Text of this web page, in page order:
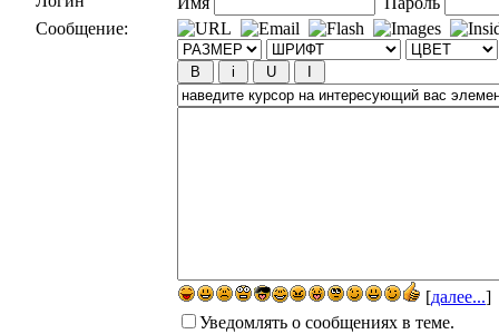
Сообщение:
[далее...]
Уведомлять о сообщениях в теме.